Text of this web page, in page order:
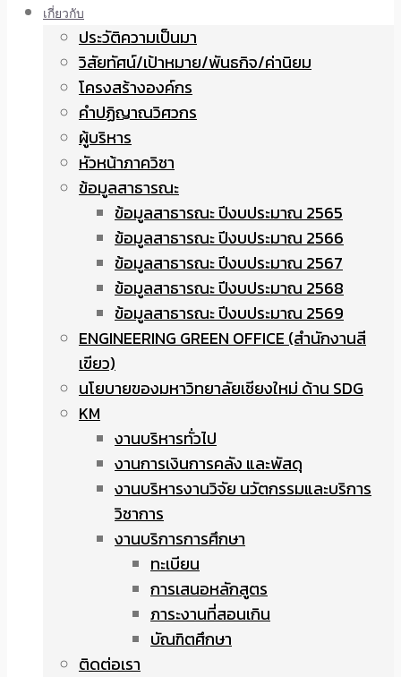
เกี่ยวกับ
ประวัติความเป็นมา
วิสัยทัศน์/เป้าหมาย/พันธกิจ/ค่านิยม
โครงสร้างองค์กร
คำปฏิญาณวิศวกร
ผู้บริหาร
หัวหน้าภาควิชา
ข้อมูลสาธารณะ
ข้อมูลสาธารณะ ปีงบประมาณ 2565
ข้อมูลสาธารณะ ปีงบประมาณ 2566
ข้อมูลสาธารณะ ปีงบประมาณ 2567
ข้อมูลสาธารณะ ปีงบประมาณ 2568
ข้อมูลสาธารณะ ปีงบประมาณ 2569
ENGINEERING GREEN OFFICE (สำนักงานสี
เขียว)
นโยบายของมหาวิทยาลัยเชียงใหม่ ด้าน SDG
KM
งานบริหารทั่วไป
งานการเงินการคลัง และพัสดุ
งานบริหารงานวิจัย นวัตกรรมและบริการ
วิชาการ
งานบริการการศึกษา
ทะเบียน
การเสนอหลักสูตร
ภาระงานที่สอนเกิน
บัณฑิตศึกษา
ติดต่อเรา